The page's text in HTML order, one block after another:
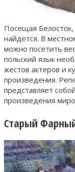
Посещая Белосток,
найдется. В
можно посетить
польский язык
жестов актеров и
произведения.
представляет
произведения
Старый